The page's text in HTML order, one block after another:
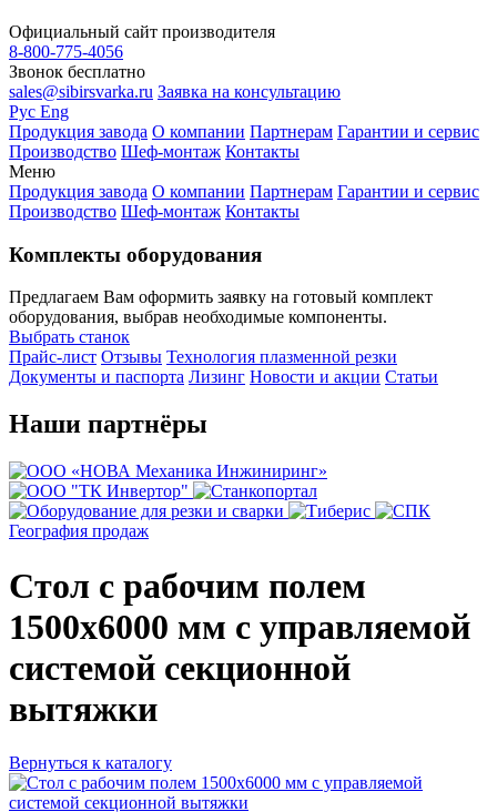
Официальный сайт производителя
8-800-775-4056
Звонок бесплатно
sales@sibirsvarka.ru Заявка на консультацию
Рус Eng
Продукция завода О компании Партнерам Гарантии и сервис
Производство Шеф-монтаж Контакты
Меню
Продукция завода О компании Партнерам Гарантии и сервис
Производство Шеф-монтаж Контакты
Комплекты оборудования
Предлагаем Вам оформить заявку на готовый комплект
оборудования, выбрав необходимые компоненты.
Выбрать станок
Прайс-лист Отзывы Технология плазменной резки
Документы и паспорта Лизинг Новости и акции Статьи
Наши партнёры
География продаж
Стол с рабочим полем
1500х6000 мм с управляемой
системой секционной
вытяжки
Вернуться к каталогу
⚡ Завод «Сибирь»